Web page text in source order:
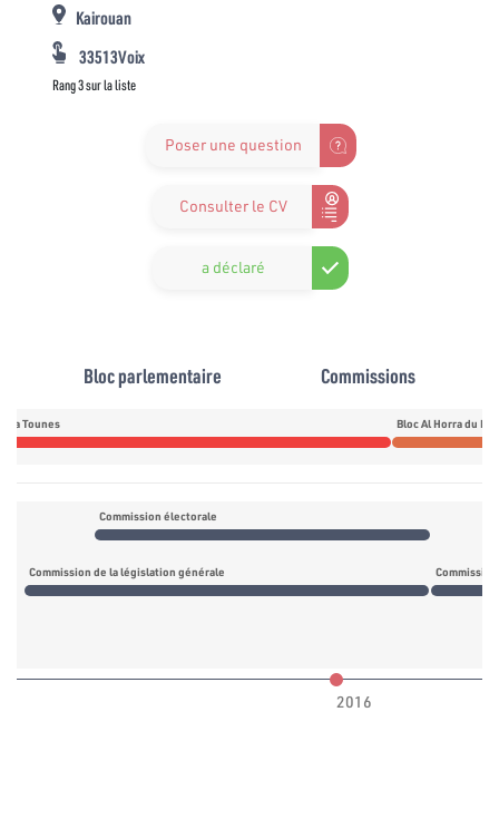
Kairouan
33513Voix
Rang 3 sur la liste
Poser une question
Consulter le CV
a déclaré
Bloc parlementaire Commissions
Tounes
Commission électorale
Commission de la législation générale
2016